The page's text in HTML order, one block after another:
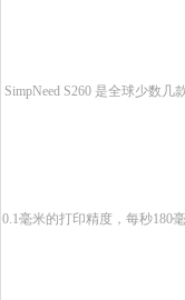
SimpNeed S260 是全球少数几
0.1毫米的打印精度，每秒180